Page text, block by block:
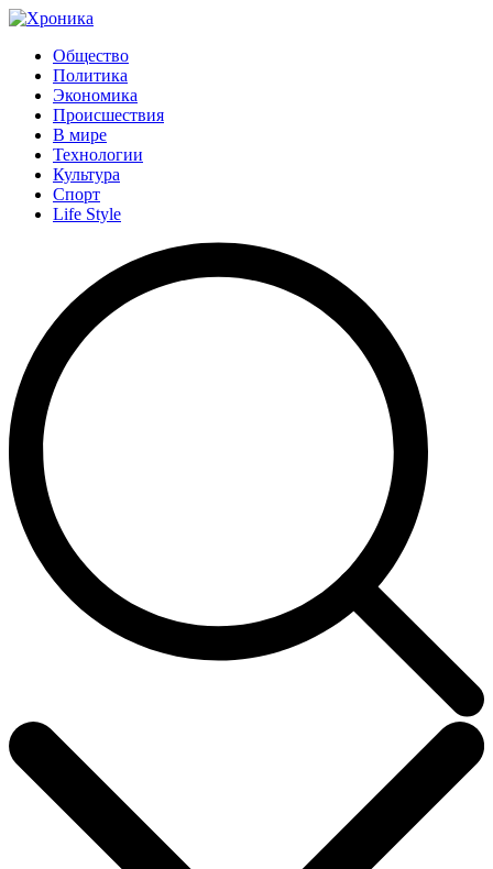
Общество
Политика
Экономика
Происшествия
В мире
Технологии
Культура
Спорт
Life Style